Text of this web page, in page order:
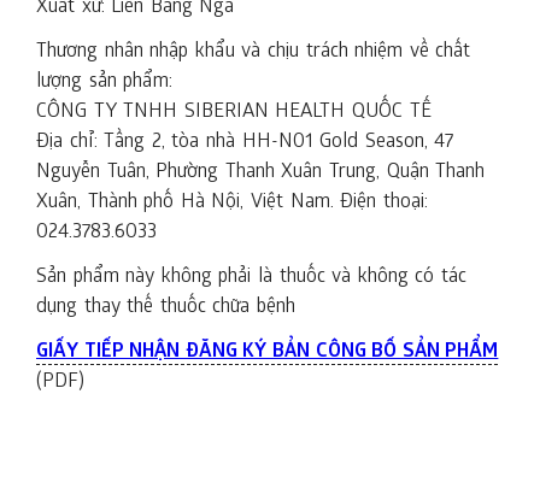
Xuất xứ: Liên Bang Nga
Thương nhân nhập khẩu và chịu trách nhiệm về chất
lượng sản phẩm:
CÔNG TY TNHH SIBERIAN HEALTH QUỐC TẾ
Địa chỉ: Tầng 2, tòa nhà HH-N01 Gold Season, 47
Nguyễn Tuân, Phường Thanh Xuân Trung, Quận Thanh
Xuân, Thành phố Hà Nội, Việt Nam. Điện thoại:
024.3783.6033
Sản phẩm này không phải là thuốc và không có tác
dụng thay thế thuốc chữa bệnh
GIẤY TIẾP NHẬN ĐĂNG KÝ BẢN CÔNG BỐ SẢN PHẨM
(PDF)